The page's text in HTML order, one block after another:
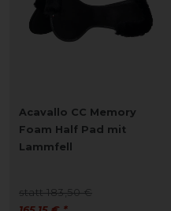
Acavallo CC Memory
Foam Half Pad mit
Lammfell
statt 183,50 €